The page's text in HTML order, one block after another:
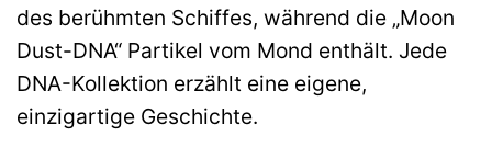
des berühmten Schiffes, während die „Moon
Dust-DNA“ Partikel vom Mond enthält. Jede
DNA-Kollektion erzählt eine eigene,
einzigartige Geschichte.